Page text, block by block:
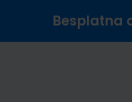
Besplatna